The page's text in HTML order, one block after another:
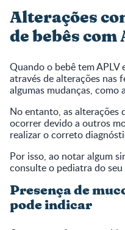
Alterações
de bebês com
Quando o bebê tem APLV
através de alterações nas
algumas mudanças, como
No entanto, as alterações
ocorrer devido a outros
realizar o correto
Por isso, ao notar algum
consulte o pediatra do
Presença de
pode indicar